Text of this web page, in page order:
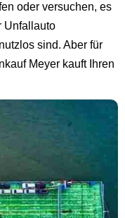
oder versuchen, es
Unfallauto
sind. Aber für
Meyer kauft Ihren